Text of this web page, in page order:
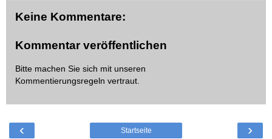
Keine Kommentare:
Kommentar veröffentlichen
Bitte machen Sie sich mit unseren
Kommentierungsregeln vertraut.
‹ ›
Startseite